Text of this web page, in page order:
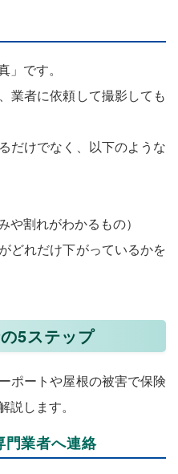
です。
業者に依頼して撮影しても
だけでなく、以下のような
や割れがわかるもの）
どれだけ下がっているかを
5ステップ
ポートや屋根の被害で保険
します。
業者へ連絡